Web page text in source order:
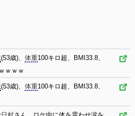
(53歳)、 体重100キロ超、BMI33.8、
ｗｗｗ
(53歳)、 体重100キロ超、BMI33.8、